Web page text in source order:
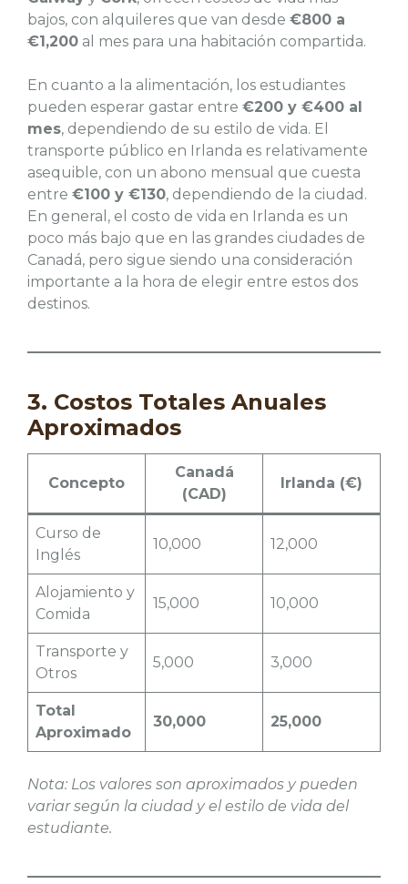
bajos, con alquileres que van desde €800 a
€1,200 al mes para una habitación compartida.
En cuanto a la alimentación, los estudiantes
pueden esperar gastar entre €200 y €400 al
mes, dependiendo de su estilo de vida. El
transporte público en Irlanda es relativamente
asequible, con un abono mensual que cuesta
entre €100 y €130, dependiendo de la ciudad.
En general, el costo de vida en Irlanda es un
poco más bajo que en las grandes ciudades de
Canadá, pero sigue siendo una consideración
importante a la hora de elegir entre estos dos
destinos.
3. Costos Totales Anuales
Aproximados
Concepto
Canadá
(CAD)
Irlanda (€)
Curso de
Inglés
10,000 12,000
Alojamiento y
Comida
15,000 10,000
Transporte y
Otros
5,000 3,000
Total
Aproximado
30,000 25,000
Nota: Los valores son aproximados y pueden
variar según la ciudad y el estilo de vida del
estudiante.